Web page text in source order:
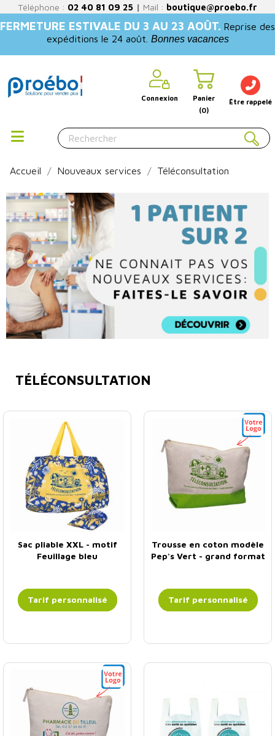
Téléphone : 02 40 81 09 25 | Mail : boutique@proebo.fr
FERMETURE ESTIVALE DU 3 AU 23 AOÛT. Reprise des
expéditions le 24 août. Bonnes vacances
Connexion
Panier
(0)
Être rappelé
Accueil Nouveaux services Téléconsultation
TÉLÉCONSULTATION
Sac pliable XXL - motif
Feuillage bleu
Tarif personnalisé
Trousse en coton modèle
Pep's Vert - grand format
Tarif personnalisé